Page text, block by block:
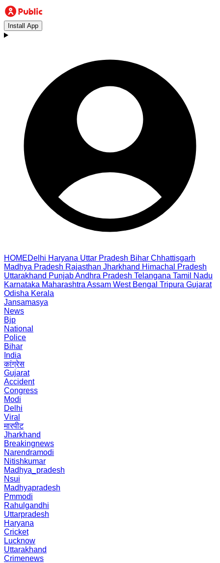
Install App
HOMEDelhi Haryana Uttar Pradesh Bihar Chhattisgarh
Madhya Pradesh Rajasthan Jharkhand Himachal Pradesh
Uttarakhand PunjabAndhra Pradesh Telangana Tamil Nadu
Karnataka Maharashtra Assam West Bengal Tripura Gujarat
Odisha Kerala
Jansamasya
News
Bjp
National
Police
Bihar
India
कांग्रेस
Gujarat
Accident
Congress
Modi
Delhi
Viral
मारपीट
Jharkhand
Breakingnews
Narendramodi
Nitishkumar
Madhya_pradesh
Nsui
Madhyapradesh
Pmmodi
Rahulgandhi
Uttarpradesh
Haryana
Cricket
Lucknow
Uttarakhand
Crimenews